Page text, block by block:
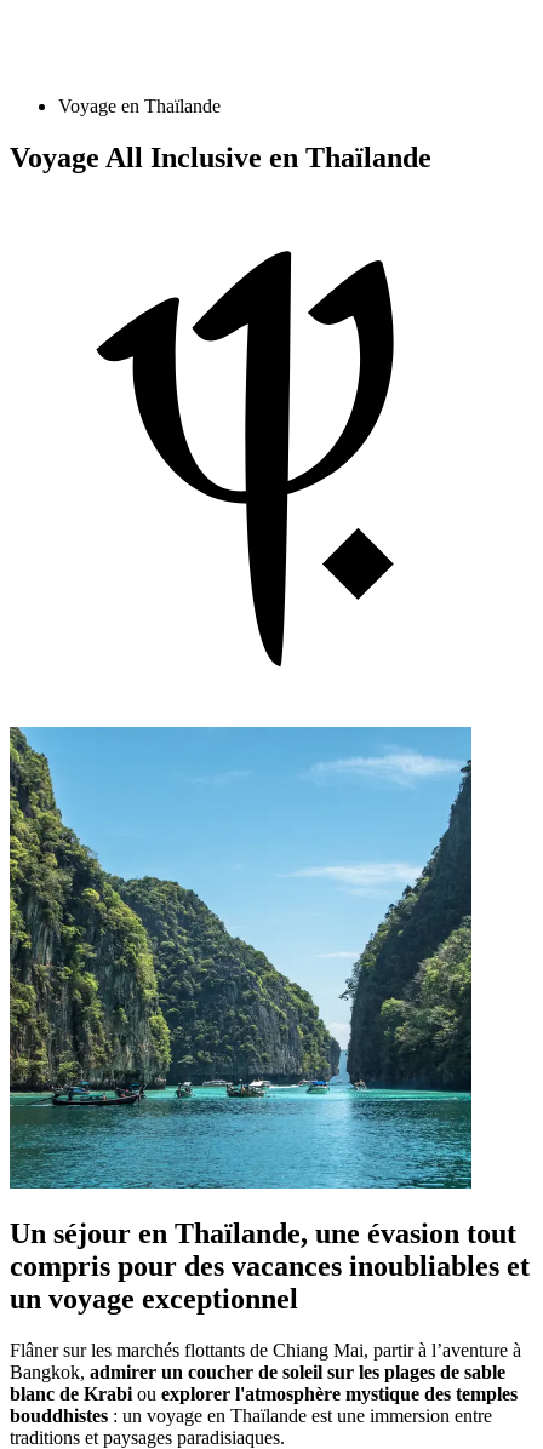
Voyage en Thaïlande
Voyage All Inclusive en Thaïlande
Un séjour en Thaïlande, une évasion tout
compris pour des vacances inoubliables et
un voyage exceptionnel
Flâner sur les marchés flottants de Chiang Mai, partir à l’aventure à
Bangkok, admirer un coucher de soleil sur les plages de sable
blanc de Krabi ou explorer l'atmosphère mystique des temples
bouddhistes : un voyage en Thaïlande est une immersion entre
traditions et paysages paradisiaques.